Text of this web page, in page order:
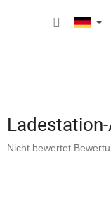
Die
Nicht bewertet